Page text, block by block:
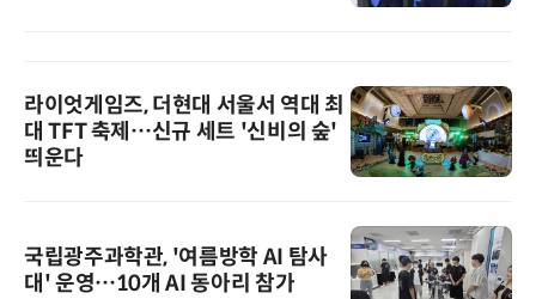
라이엇게임즈, 더현대 서울서 역대 최
대 TFT 축제…신규 세트 '신비의 숲'
띄운다
국립광주과학관, '여름방학 AI 탐사
대' 운영…10개 AI 동아리 참가